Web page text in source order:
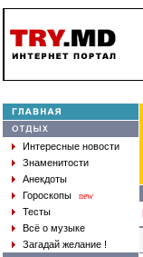
Интересные новости
Знаменитости
Анекдоты
Гороскопы
new
Тесты
Всё о музыке
Загадай желание !